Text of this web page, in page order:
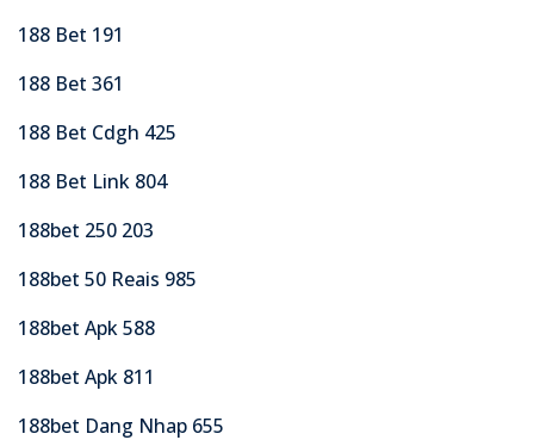
188 Bet 191
188 Bet 361
188 Bet Cdgh 425
188 Bet Link 804
188bet 250 203
188bet 50 Reais 985
188bet Apk 588
188bet Apk 811
188bet Dang Nhap 655